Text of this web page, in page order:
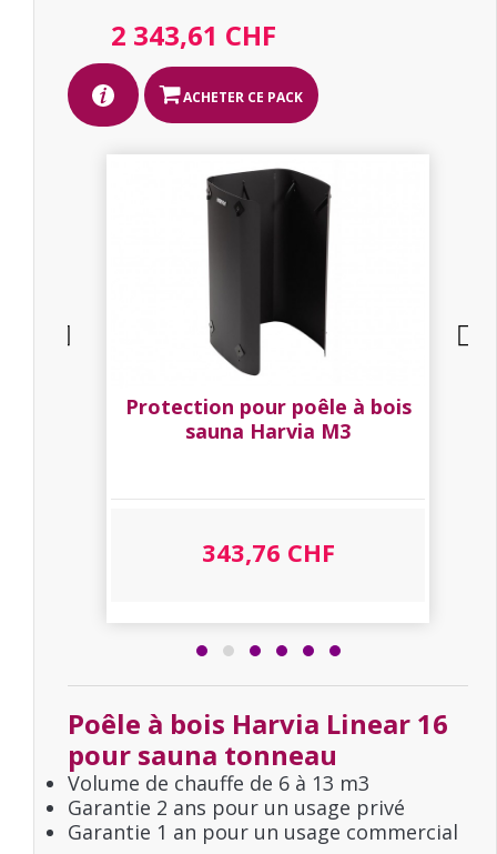
2 343,61 CHF
ACHETER CE PACK
Protection pour poêle à bois
sauna Harvia M3
343,76 CHF
Poêle à bois Harvia Linear 16
pour sauna tonneau
Volume de chauffe de 6 à 13 m3
Garantie 2 ans pour un usage privé
Garantie 1 an pour un usage commercial